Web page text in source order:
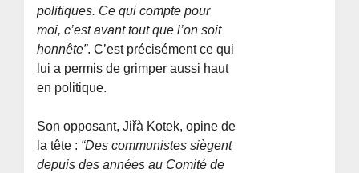
politiques. Ce qui compte pour
moi, c’est avant tout que l’on soit
honnête”. C’est précisément ce qui
lui a permis de grimper aussi haut
en politique.
Son opposant, Jiřà­ Kotek, opine de
la tête : “Des communistes siègent
depuis des années au Comité de